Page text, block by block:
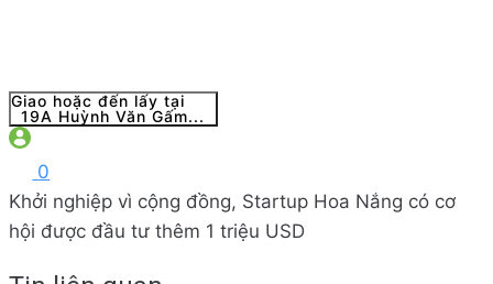
Giao hoặc đến lấy tại
19A Huỳnh Văn Gấm...
0
Khởi nghiệp vì cộng đồng, Startup Hoa Nắng có cơ
hội được đầu tư thêm 1 triệu USD